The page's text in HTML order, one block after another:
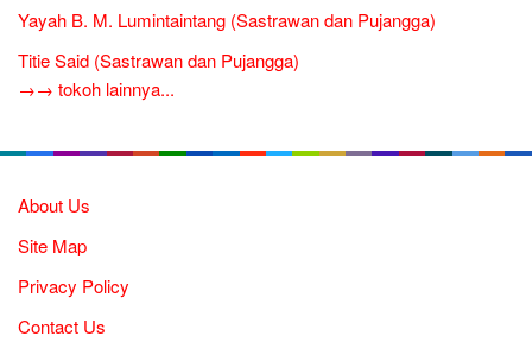
Yayah B. M. Lumintaintang (Sastrawan dan Pujangga)
Titie Said (Sastrawan dan Pujangga)
→→ tokoh lainnya...
About Us
Site Map
Privacy Policy
Contact Us